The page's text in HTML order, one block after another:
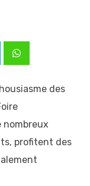
Whatsapp
des
nombreux
profitent des